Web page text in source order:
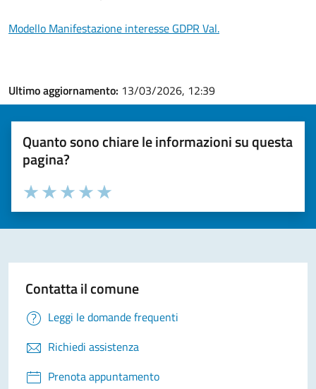
Modello Manifestazione interesse GDPR Val.
Ultimo aggiornamento: 13/03/2026, 12:39
Quanto sono chiare le informazioni su questa
pagina?
Valuta la chiarezza delle informazioni (da 1 a 5 stelle)
Seleziona il numero di stelle per valutare la chiarezza delle
Valuta 5 stelle su 5
Valuta 4 stelle su 5
Valuta 3 stelle su 5
Valuta 2 stelle su 5
Valuta 1 stelle su 5
Contatta il comune
Leggi le domande frequenti
Richiedi assistenza
Prenota appuntamento